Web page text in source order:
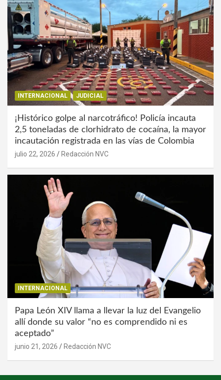
INTERNACIONAL JUDICIAL
¡Histórico golpe al narcotráfico! Policía incauta
2,5 toneladas de clorhidrato de cocaína, la mayor
incautación registrada en las vías de Colombia
julio 22, 2026 Redacción NVC
INTERNACIONAL
Papa León XIV llama a llevar la luz del Evangelio
allí donde su valor “no es comprendido ni es
aceptado”
junio 21, 2026 Redacción NVC